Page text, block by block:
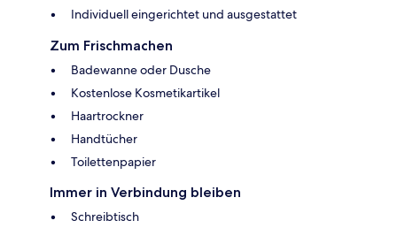
Individuell eingerichtet und ausgestattet
Zum Frischmachen
Badewanne oder Dusche
Kostenlose Kosmetikartikel
Haartrockner
Handtücher
Toilettenpapier
Immer in Verbindung bleiben
Schreibtisch